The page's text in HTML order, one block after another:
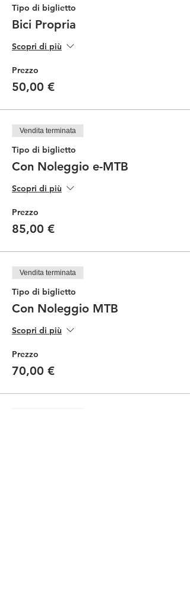
Tipo di biglietto
Bici Propria
Scopri di più
Prezzo
50,00 €
Vendita terminata
Tipo di biglietto
Con Noleggio e-MTB
Scopri di più
Prezzo
85,00 €
Vendita terminata
Tipo di biglietto
Con Noleggio MTB
Scopri di più
Prezzo
70,00 €